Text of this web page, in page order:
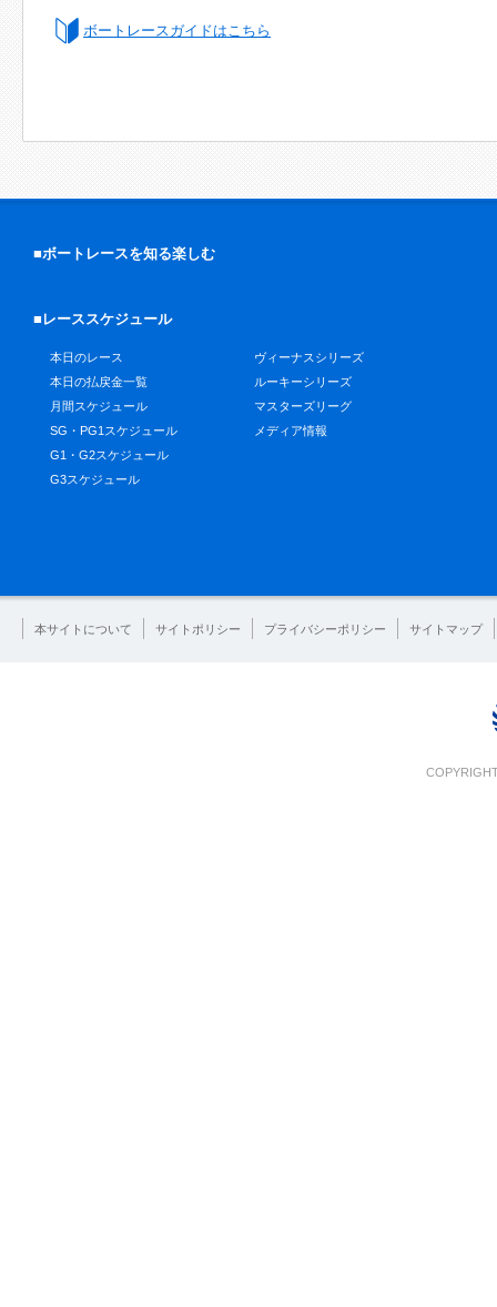
ボートレースガイドはこちら
■ボートレースを知る楽しむ
■レーススケジュール
本日のレース
本日の払戻金一覧
月間スケジュール
SG・PG1スケジュール
G1・G2スケジュール
G3スケジュール
ヴィーナスシリーズ
ルーキーシリーズ
マスターズリーグ
メディア情報
本サイトについて サイトポリシー プライバシーポリシー サイトマップ